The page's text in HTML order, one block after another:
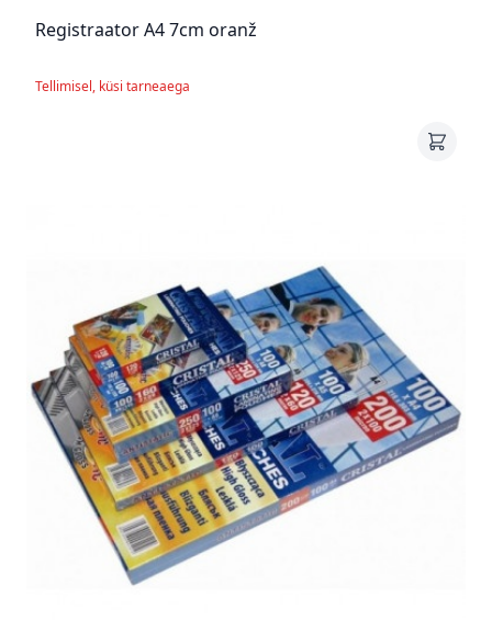
Registraator A4 7cm oranž
Tellimisel, küsi tarneaega